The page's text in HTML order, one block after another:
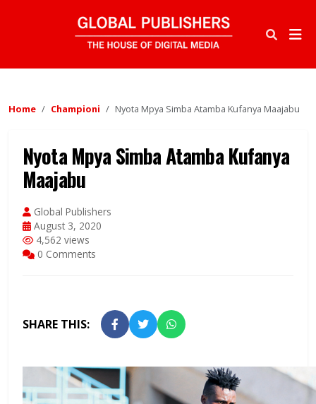
Home Championi Nyota Mpya Simba Atamba Kufanya Maajabu
Nyota Mpya Simba Atamba Kufanya
Maajabu
Global Publishers
August 3, 2020
4,562 views
0 Comments
SHARE THIS: